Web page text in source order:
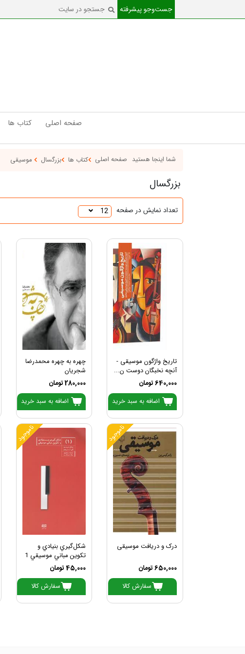
جست‌و‌جو پیشرفته
صفحه اصلی کتاب ها
شما اینجا هستید صفحه اصلی کتاب ها بزرگسال موسیقی
بزرگسال
12 تعداد نمایش در صفحه
تاریخ واژگون موسیقی -
آنچه نخبگان دوست ن...
640,000 تومان
اضافه به سبد خرید
چهره به چهره محمدرضا
شجریان
280,000 تومان
اضافه به سبد خرید
ناموجود
درک و دریافت موسیقی
650,000 تومان
سفارش کالا
ناموجود
شكل‌گيري بنيادي و
تكوين مباني موسيقي 1
45,000 تومان
سفارش کالا